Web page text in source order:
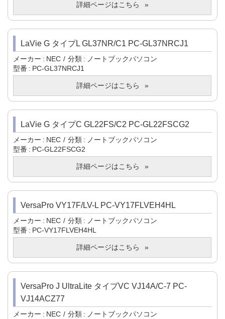
詳細ページはこちら
LaVie G タイプL GL37NR/C1 PC-GL37NRCJ1
メーカー NEC 分類
ノートブックパソコン
型番
PC-GL37NRCJ1
詳細ページはこちら
LaVie G タイプC GL22FS/C2 PC-GL22FSCG2
メーカー NEC 分類
ノートブックパソコン
型番
PC-GL22FSCG2
詳細ページはこちら
VersaPro VY17F/LV-L PC-VY17FLVEH4HL
メーカー NEC 分類
ノートブックパソコン
型番
PC-VY17FLVEH4HL
詳細ページはこちら
VersaPro J UltraLite タイプVC VJ14A/C-7 PC-
VJ14ACZ77
メーカー NEC 分類
ノートブックパソコン